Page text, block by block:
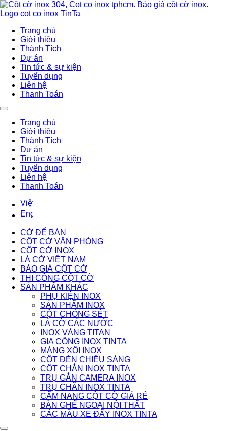
Trang chủ
Giới thiệu
Thành Tích
Dự án
Tin tức & sự kiện
Tuyển dụng
Liên hệ
Thanh Toán
Trang chủ
Giới thiệu
Thành Tích
Dự án
Tin tức & sự kiện
Tuyển dụng
Liên hệ
Thanh Toán
CỜ ĐỂ BÀN
CỘT CỜ VĂN PHÒNG
CỘT CỜ INOX
LÁ CỜ VIỆT NAM
BÁO GIÁ CỘT CỜ
THI CÔNG CỘT CỜ
SẢN PHẨM KHÁC
PHỤ KIỆN INOX
SẢN PHẨM INOX
CỘT CHÓNG SÉT
LÁ CỜ CÁC NƯỚC
INOX VÀNG TITAN
GIA CÔNG INOX TINTA
MÁNG XỐI INOX
CỘT ĐÈN CHIẾU SÁNG
CỘT CHẮN INOX TINTA
TRỤ GẮN CAMERA INOX
TRỤ CHẮN INOX TINTA
CẨM NANG CỘT CỜ GIÁ RẺ
BÀN GHẾ NGOẠI NỘI THẤT
CÁC MẪU XE ĐẨY INOX TINTA